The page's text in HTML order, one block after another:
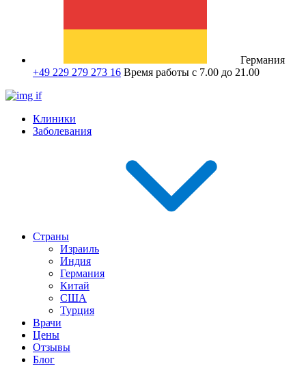
Германия
+49 229 279 273 16 Время работы с 7.00 до 21.00
Клиники
Заболевания
Страны
Израиль
Индия
Германия
Китай
США
Турция
Врачи
Цены
Отзывы
Блог